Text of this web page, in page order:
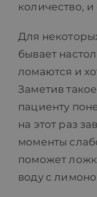
количество,
Для
бывает
ломаются и
Заметив
пациенту
на этот раз
моменты
поможет
воду с